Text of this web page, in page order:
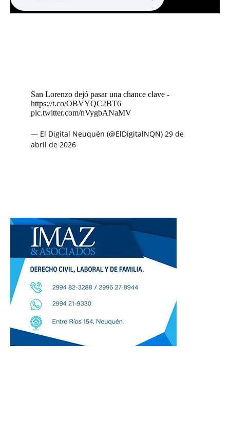
San Lorenzo dejó pasar una chance clave -
https://t.co/OBVYQC2BT6
pic.twitter.com/nVygbANaMV
— El Digital Neuquén (@ElDigitalNQN) 29 de
abril de 2026